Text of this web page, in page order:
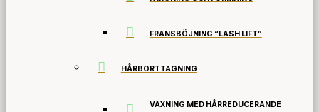
FRANSBÖJNING “LASH LIFT”
HÅRBORTTAGNING
VAXNING MED HÅRREDUCERANDE